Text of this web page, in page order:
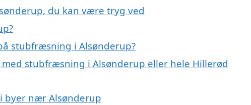
du kan være tryg ved
stubfræsning i Alsønderup?
stubfræsning i Alsønderup eller hele Hillerød
byer nær Alsønderup